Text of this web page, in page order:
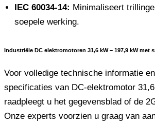
IEC 60034-14: Minimaliseert
soepele werking.
Industriële DC elektromotoren 31,6 kW – 197,9 kW met
Voor volledige technische informatie
specificaties van DC-elektromotor
raadpleegt u het gegevensblad of de
Onze experts voorzien u graag van